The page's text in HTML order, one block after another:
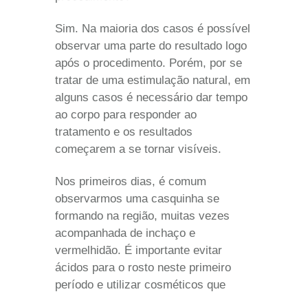
Sim. Na maioria dos casos é possível
observar uma parte do resultado logo
após o procedimento. Porém, por se
tratar de uma estimulação natural, em
alguns casos é necessário dar tempo
ao corpo para responder ao
tratamento e os resultados
começarem a se tornar visíveis.
Nos primeiros dias, é comum
observarmos uma casquinha se
formando na região, muitas vezes
acompanhada de inchaço e
vermelhidão. É importante evitar
ácidos para o rosto neste primeiro
período e utilizar cosméticos que